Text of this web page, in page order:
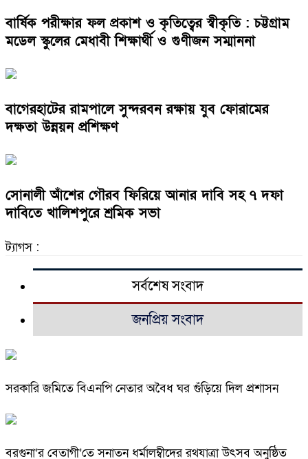
বার্ষিক পরীক্ষার ফল প্রকাশ ও কৃতিত্বের স্বীকৃতি : চট্টগ্রাম
মডেল স্কুলের মেধাবী শিক্ষার্থী ও গুণীজন সম্মাননা
বাগেরহাটের রামপালে সুন্দরবন রক্ষায় যুব ফোরামের
দক্ষতা উন্নয়ন প্রশিক্ষণ
সোনালী আঁশের গৌরব ফিরিয়ে আনার দাবি সহ ৭ দফা
দাবিতে খালিশপুরে শ্রমিক সভা
ট্যাগস :
সর্বশেষ সংবাদ
জনপ্রিয় সংবাদ
সরকারি জমিতে বিএনপি নেতার অবৈধ ঘর গুঁড়িয়ে দিল প্রশাসন
বরগুনা’র বেতাগী’তে সনাতন ধর্মালম্বীদের রথযাত্রা উৎসব অনুষ্ঠিত